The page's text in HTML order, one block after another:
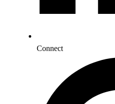
Connect